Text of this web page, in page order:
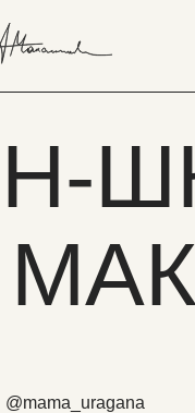
@mama_uragana